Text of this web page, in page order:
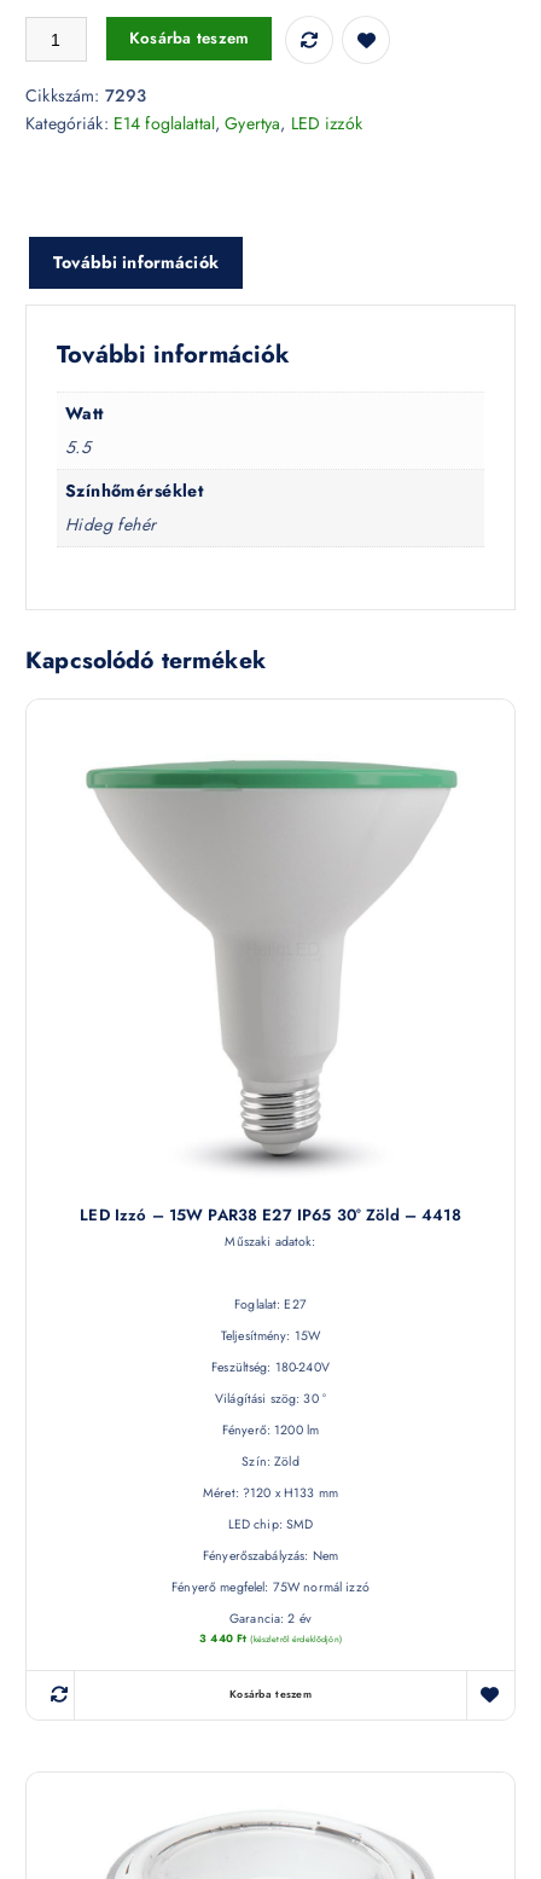
LED izzó - 5,5W E14 gyertya 6400K 2db/csomag - 7293 mennyiség
Kosárba teszem
Cikkszám: 7293
Kategóriák: E14 foglalattal,Gyertya, LED izzók
További információk
További információk
Watt
5.5
Színhőmérséklet
Hideg fehér
Kapcsolódó termékek
LED Izzó – 15W PAR38 E27 IP65 30° Zöld – 4418
Műszaki adatok:
Foglalat: E27
Teljesítmény: 15W
Feszültség: 180-240V
Világítási szög: 30 °
Fényerő: 1200 lm
Szín: Zöld
Méret: ?120 x H133 mm
LED chip: SMD
Fényerőszabályzás: Nem
Fényerő megfelel: 75W normál izzó
Garancia: 2 év
3 440 Ft (készletről érdeklődjön)
Kosárba teszem